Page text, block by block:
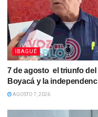
IBAGUÉ
7 de agosto el triunfo del
Boyacá y la
AGOSTO 7, 2026